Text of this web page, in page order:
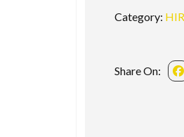
Category:
Share On: